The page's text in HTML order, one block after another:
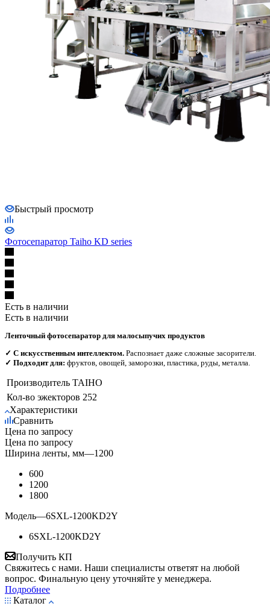
Быстрый просмотр
Фотосепаратор Taiho KD series
Есть в наличии
Есть в наличии
Ленточный фотосепаратор для малосыпучих продуктов
✓ С искусственным интеллектом. Распознает даже сложные засорители.
✓ Подходит для: фруктов, овощей, заморозки, пластика, руды, металла.
Производитель TAIHO
Кол-во эжекторов 252
Характеристики
Сравнить
Цена по запросу
Цена по запросу
Ширина ленты, мм—1200
600
1200
1800
Модель—6SXL-1200KD2Y
6SXL-1200KD2Y
Получить КП
Свяжитесь с нами. Наши специалисты ответят на любой
вопрос. Финальную цену уточняйте у менеджера.
Подробнее
Каталог